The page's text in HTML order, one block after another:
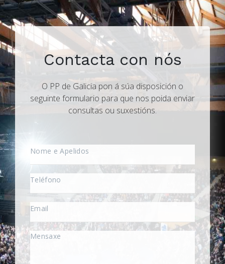
Contacta con nós
O PP de Galicia pon á súa disposición o
seguinte formulario para que nos poida enviar
consultas ou suxestións.